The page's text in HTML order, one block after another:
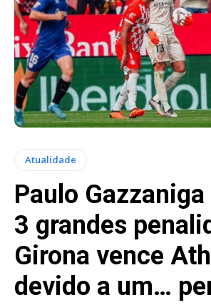
Atualidade
Paulo
3 grandes
Girona vence
devido a um…